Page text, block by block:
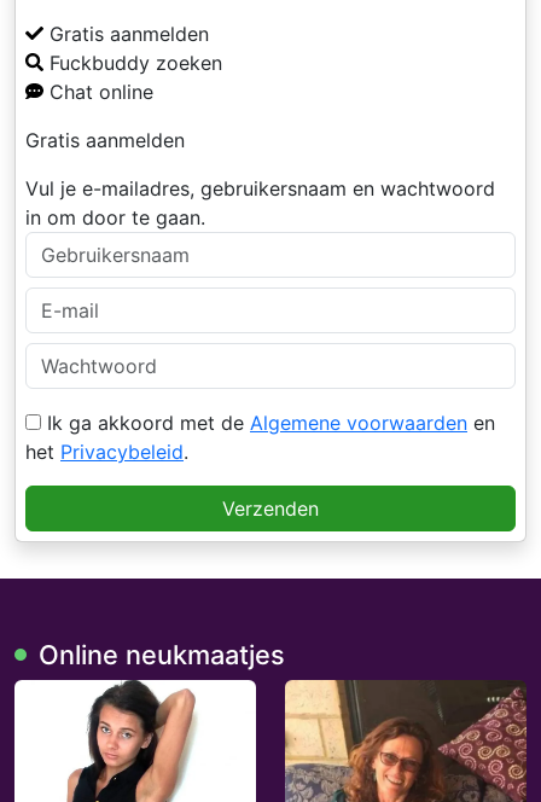
Gratis aanmelden
Fuckbuddy zoeken
Chat online
Gratis aanmelden
Vul je e-mailadres, gebruikersnaam en wachtwoord
in om door te gaan.
Ik ga akkoord met de Algemene voorwaarden en
het Privacybeleid.
Verzenden
Online neukmaatjes